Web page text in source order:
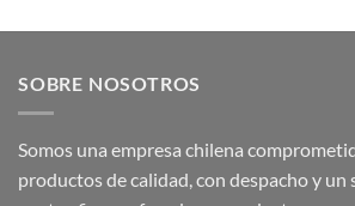
SOBRE NOSOTROS
Somos una empresa chilena
productos de calidad, con despacho y un